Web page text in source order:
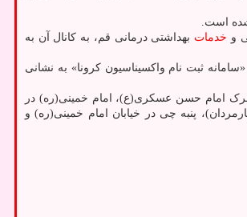
شده است.
خدمات بهداشتی درمانی قم، به کانال آن به
نام «کارت واکسن دیجیتال»، به «سامانه ثبت نام واکسیناسیون کرونا» به نشانی
امام حسن عسکری(ع)، امام خمینی(ره) در
در نیروگاه، شهدا در خیابان انقلاب اسلامی (چهارمردان)، پنبه چی در خیابان امام خمینی(ره) و